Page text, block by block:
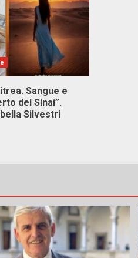
Sangue e
del Sinai”.
Silvestri